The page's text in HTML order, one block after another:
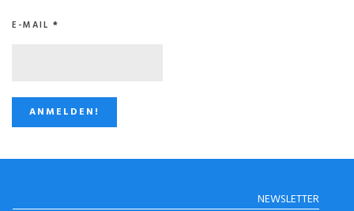
E-MAIL *
STUGGI.TV AUFNEWSLETTER